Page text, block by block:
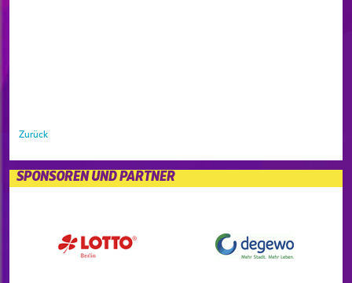
Zurück
SPONSOREN UND PARTNER